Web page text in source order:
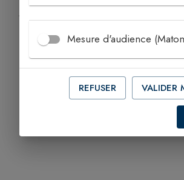
Publié par Communication
Mesure d'audience
REFUSER VALIDER